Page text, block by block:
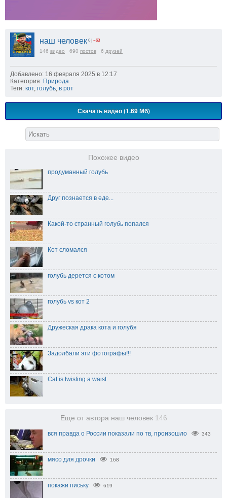
наш человек 0 | −63
146 видео 690 постов 6 друзей
Добавлено: 16 февраля 2025 в 12:17
Категория: Природа
Теги: кот, голубь в рот
Скачать видео (1.69 Мб)
Похожее видео
продуманный голубь
Друг познается в еде...
Какой-то странный голубь попался
Кот сломался
голубь дерется с котом
голубь vs кот 2
Дружеская драка кота и голубя
Задолбали эти фотографы!!!
Cat is twisting a waist
Еще от автора наш человек 146
вся правда о России показали по тв, произошло 343
мясо для дрочки 168
покажи письку 619